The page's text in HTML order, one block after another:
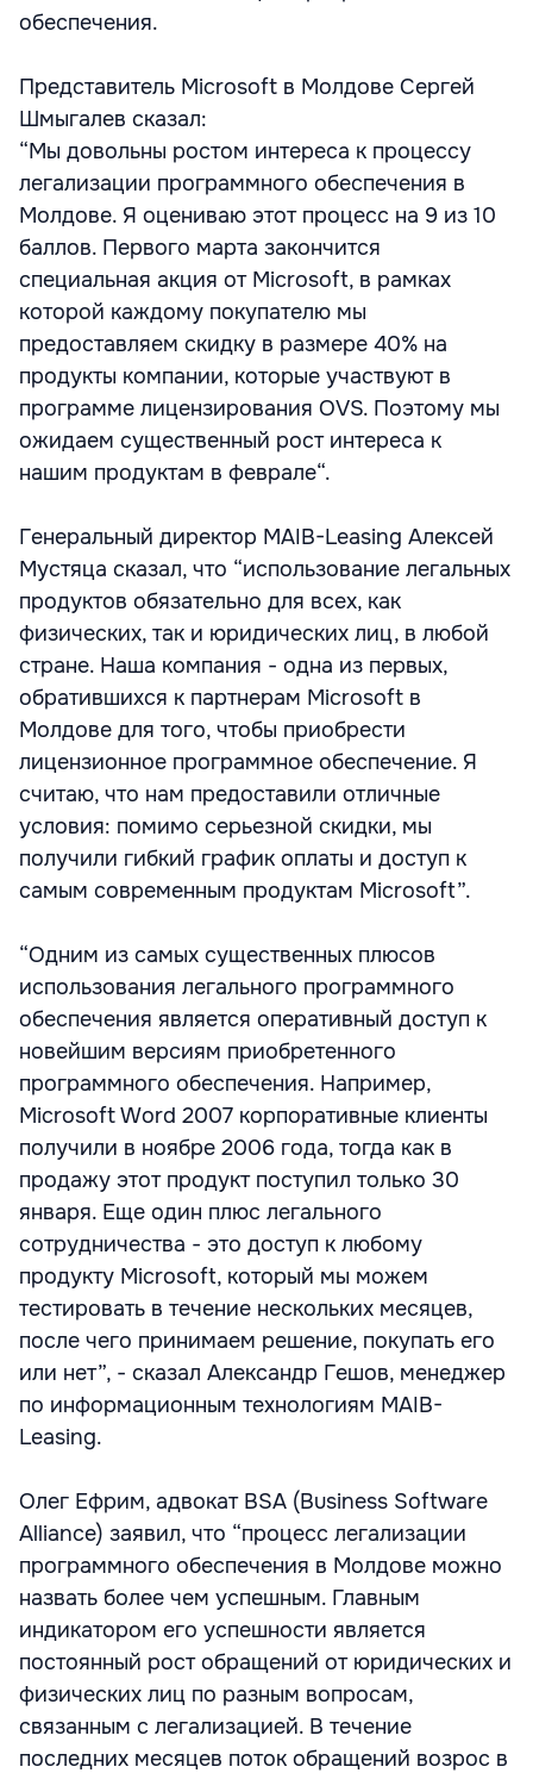
обеспечения.
Представитель Microsoft в Молдове Сергей
Шмыгалев сказал:
“Мы довольны ростом интереса к процессу
легализации программного обеспечения в
Молдове. Я оцениваю этот процесс на 9 из 10
баллов. Первого марта закончится
специальная акция от Microsoft, в рамках
которой каждому покупателю мы
предоставляем скидку в размере 40% на
продукты компании, которые участвуют в
программе лицензирования OVS. Поэтому мы
ожидаем существенный рост интереса к
нашим продуктам в феврале“.
Генеральный директор MAIB-Leasing Алексей
Мустяца сказал, что “использование легальных
продуктов обязательно для всех, как
физических, так и юридических лиц, в любой
стране. Наша компания - одна из первых,
обратившихся к партнерам Microsoft в
Молдове для того, чтобы приобрести
лицензионное программное обеспечение. Я
считаю, что нам предоставили отличные
условия: помимо серьезной скидки, мы
получили гибкий график оплаты и доступ к
самым современным продуктам Microsoft”.
“Одним из самых существенных плюсов
использования легального программного
обеспечения является оперативный доступ к
новейшим версиям приобретенного
программного обеспечения. Например,
Microsoft Word 2007 корпоративные клиенты
получили в ноябре 2006 года, тогда как в
продажу этот продукт поступил только 30
января. Еще один плюс легального
сотрудничества - это доступ к любому
продукту Microsoft, который мы можем
тестировать в течение нескольких месяцев,
после чего принимаем решение, покупать его
или нет”, - сказал Александр Гешов, менеджер
по информационным технологиям MAIB-
Leasing.
Олег Ефрим, адвокат BSA (Business Software
Alliance) заявил, что “процесс легализации
программного обеспечения в Молдове можно
назвать более чем успешным. Главным
индикатором его успешности является
постоянный рост обращений от юридических и
физических лиц по разным вопросам,
связанным с легализацией. В течение
последних месяцев поток обращений возрос в